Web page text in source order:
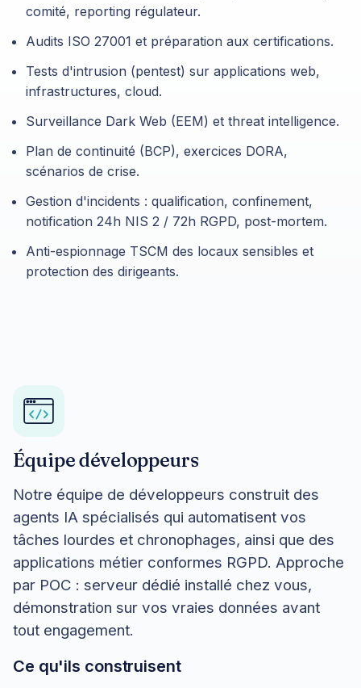
comité, reporting régulateur.
Audits ISO 27001 et préparation aux certifications.
Tests d'intrusion (pentest) sur applications web,
infrastructures, cloud.
Surveillance Dark Web (EEM) et threat intelligence.
Plan de continuité (BCP), exercices DORA,
scénarios de crise.
Gestion d'incidents : qualification, confinement,
notification 24h NIS 2 / 72h RGPD, post-mortem.
Anti-espionnage TSCM des locaux sensibles et
protection des dirigeants.
Équipe développeurs
Notre équipe de développeurs construit des
agents IA spécialisés qui automatisent vos
tâches lourdes et chronophages, ainsi que des
applications métier conformes RGPD. Approche
par POC : serveur dédié installé chez vous,
démonstration sur vos vraies données avant
tout engagement.
Ce qu'ils construisent